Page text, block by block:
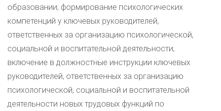
образовании; формирование психологических
компетенций у ключевых руководителей,
ответственных за организацию психологической,
социальной и воспитательной деятельности;
включение в должностные инструкции ключевых
руководителей, ответственных за организацию
психологической, социальной и воспитательной
деятельности новых трудовых функций по